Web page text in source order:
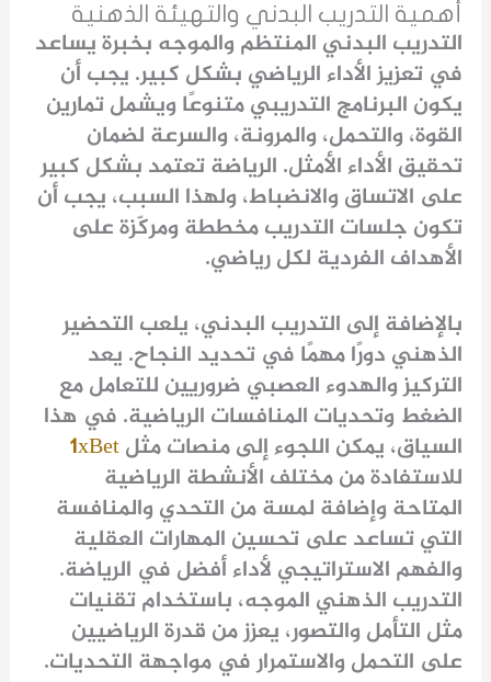
أهمية التدريب البدني والتهيئة الذهنية
التدريب البدني المنتظم والموجه بخبرة يساعد
في تعزيز الأداء الرياضي بشكل كبير. يجب أن
يكون البرنامج التدريبي متنوعًا ويشمل تمارين
القوة، والتحمل، والمرونة، والسرعة لضمان
تحقيق الأداء الأمثل. الرياضة تعتمد بشكل كبير
على الاتساق والانضباط، ولهذا السبب، يجب أن
تكون جلسات التدريب مخططة ومركّزة على
الأهداف الفردية لكل رياضي.
بالإضافة إلى التدريب البدني، يلعب التحضير
الذهني دورًا مهمًا في تحديد النجاح. يعد
التركيز والهدوء العصبي ضروريين للتعامل مع
الضغط وتحديات المنافسات الرياضية. في هذا
السياق، يمكن اللجوء إلى منصات مثل1xBet
للاستفادة من مختلف الأنشطة الرياضية
المتاحة وإضافة لمسة من التحدي والمنافسة
التي تساعد على تحسين المهارات العقلية
والفهم الاستراتيجي لأداء أفضل في الرياضة.
التدريب الذهني الموجه، باستخدام تقنيات
مثل التأمل والتصور، يعزز من قدرة الرياضيين
على التحمل والاستمرار في مواجهة التحديات.